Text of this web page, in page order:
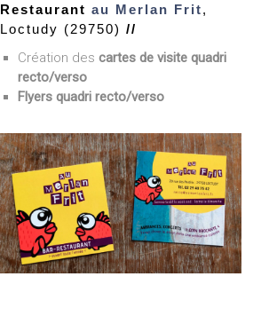
Restaurant au Merlan Frit,
Loctudy (29750) //
Création des cartes de visite quadri
recto/verso
Flyers quadri recto/verso